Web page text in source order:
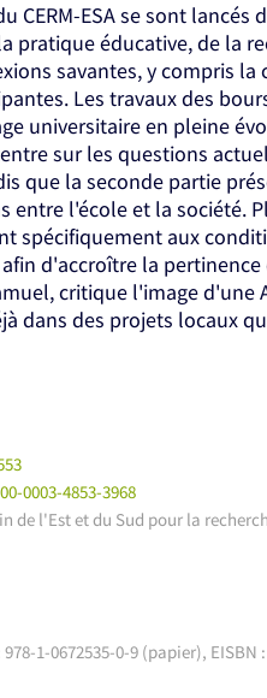
ESA se sont lancés
pratique éducative, de la
savantes, y compris la
Les travaux des
universitaire en pleine
sur les questions
que la seconde partie
entre l'école et la société.
spécifiquement aux
d'accroître la pertinence
critique l'image d'une
dans des projets locaux
0003-4853-3968
de l'Est et du Sud pour la
1-0672535-0-9 (papier), EISBN